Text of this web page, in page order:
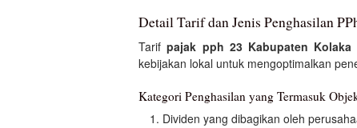
Detail Tarif dan Jenis Penghasilan
Tarifpajak pph 23 Kabupaten Kolaka
kebijakan lokal untuk mengoptimalkan
Kategori Penghasilan yang Termasuk
Dividen yang dibagikan oleh